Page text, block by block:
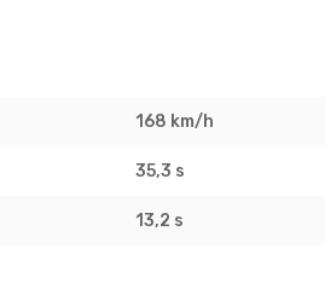
168 km/h
35,3 s
13,2 s